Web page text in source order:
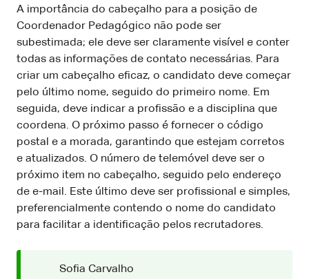
A importância do cabeçalho para a posição de
Coordenador Pedagógico não pode ser
subestimada; ele deve ser claramente visível e conter
todas as informações de contato necessárias. Para
criar um cabeçalho eficaz, o candidato deve começar
pelo último nome, seguido do primeiro nome. Em
seguida, deve indicar a profissão e a disciplina que
coordena. O próximo passo é fornecer o código
postal e a morada, garantindo que estejam corretos
e atualizados. O número de telemóvel deve ser o
próximo item no cabeçalho, seguido pelo endereço
de e-mail. Este último deve ser profissional e simples,
preferencialmente contendo o nome do candidato
para facilitar a identificação pelos recrutadores.
Sofia Carvalho